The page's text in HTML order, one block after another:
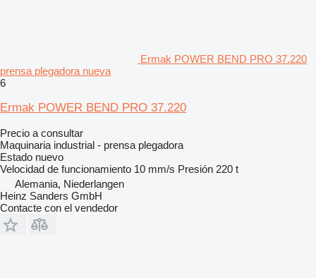
Ermak POWER BEND PRO 37.220
prensa plegadora nueva
6
Ermak POWER BEND PRO 37.220
Precio a consultar
Maquinaria industrial - prensa plegadora
Estado nuevo
Velocidad de funcionamiento 10 mm/s Presión 220 t
Alemania, Niederlangen
Heinz Sanders GmbH
Contacte con el vendedor